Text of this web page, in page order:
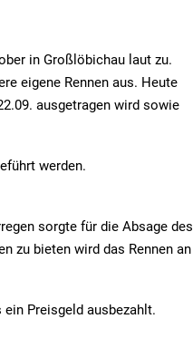
in Großlöbichau laut zu.
eigene Rennen aus. Heute
ausgetragen wird sowie
werden.
sorgte für die Absage des
zu bieten wird das Rennen an
Preisgeld ausbezahlt.